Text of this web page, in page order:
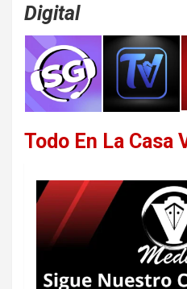
Digital
Todo En La Casa